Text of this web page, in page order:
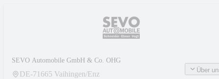
SEVO Automobile GmbH & Co. OHG
DE-71665 Vaihingen/Enz Über